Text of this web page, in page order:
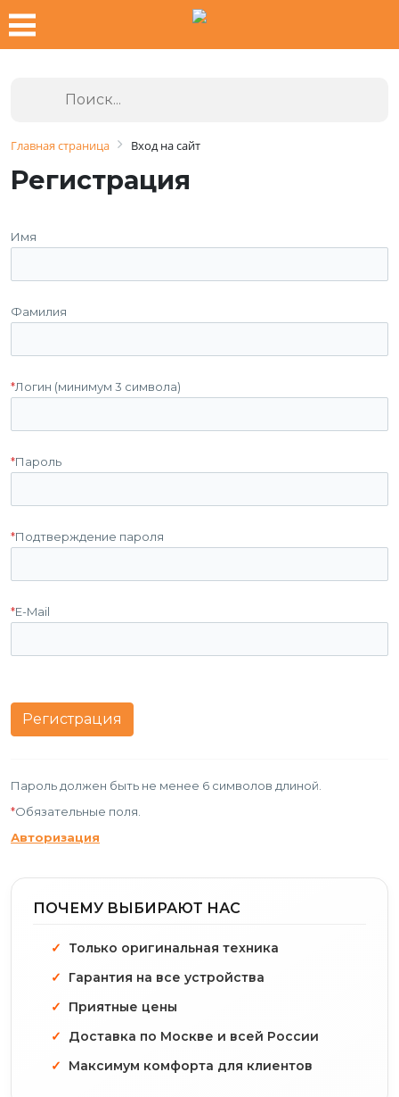
Главная страница Вход на сайт
Регистрация
Имя
Фамилия
*Логин (минимум 3 символа)
*Пароль
*Подтверждение пароля
*E-Mail
Пароль должен быть не менее 6 символов длиной.
*Обязательные поля.
Авторизация
ПОЧЕМУ ВЫБИРАЮТ НАС
Только оригинальная техника
Гарантия на все устройства
Приятные цены
Доставка по Москве и всей России
Максимум комфорта для клиентов